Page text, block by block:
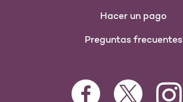
Hacer un pago
Preguntas frecuentes